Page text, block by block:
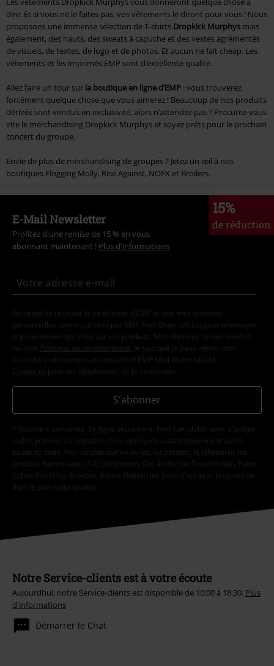
dire. Et si vous ne le faites pas, vos vêtements le diront pour vous ! Nous
proposons une immense sélection de T-shirts Dropkick Murphys mais
également, des hauts, des sweats à capuche et des vestes agrémentés
de visuels, de textes, de logo et de photos. Et aucun ne fait cheap. Les
vêtements et les imprimés EMP sont d’excellente qualité.
Allez faire un tour sur la boutique en ligne d’EMP : vous trouverez
forcément quelque chose que vous aimerez ! Beaucoup de nos produits
dérivés sont vendus en exclusivité, alors n’attendez pas ? Procurez-vous
vite le merchandising Dropkick Murphys et soyez prêts pour le prochain
concert du groupe.
Envie de plus de merchandising de groupes ? Jetez un œil à nos
boutiques Flogging Molly, Rise Against, NOFX et Broilers.
15%
de réduction
E-Mail Newsletter
Profitez d'une remise de 15 % en vous
abonnant maintenant ! Plus d'informations
J’accepte de recevoir la newsletter d’EMP et que mes données
personnelles soient utilisées par EMP Mail Order UK Ltd pour m’envoyer
régulièrement des infos sur ses produits. Mes données seront traitées
selon la
Politique de confidentialité . Je sais que je peux retirer mon
accord à tout moment en contactant EMP Mail Order UK Ltd.
Cliquer ici pour me désabonner de la newsletter.
S'abonner
* Valable 4 semaines. En ligne seulement. Non cumulable avec d'autres
codes promos. La réduction sera appliquée automatiquement après
saisie du code. Non valable sur les livres, les médias, la billetterie, les
produits Rammstein, (Till) Lindemann, Die Ärzte, Die Toten Hosen, Feine
Sahne Fischfilet, Broilers, Böhse Onkelz, les bons d'achat et les produits
dont le prix inclut un don.
Notre Service-clients est à votre écoute
Aujourdhui, notre Service-clients est disponible de 10:00 à 18:30. Plus
d'informations
Démarrer le Chat